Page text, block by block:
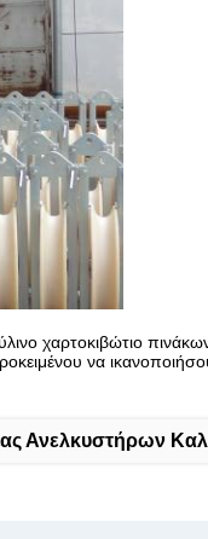
χαρτοκιβώτιο
να
Ανελκυστήρων